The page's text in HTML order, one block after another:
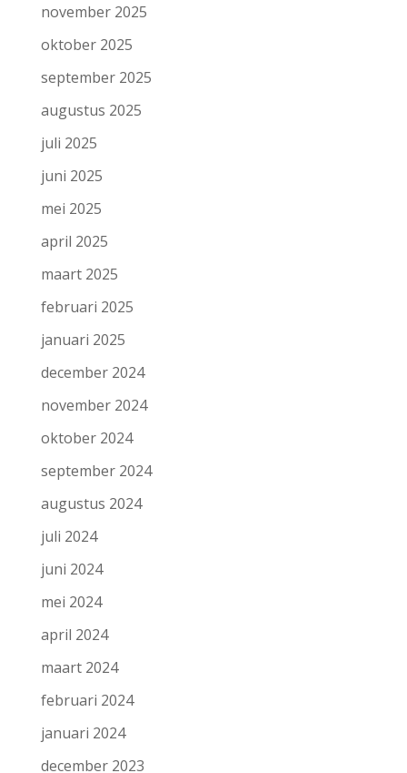
november 2025
oktober 2025
september 2025
augustus 2025
juli 2025
juni 2025
mei 2025
april 2025
maart 2025
februari 2025
januari 2025
december 2024
november 2024
oktober 2024
september 2024
augustus 2024
juli 2024
juni 2024
mei 2024
april 2024
maart 2024
februari 2024
januari 2024
december 2023